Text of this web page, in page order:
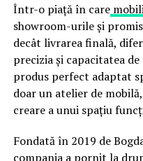
Într-o piață în care
showroom-urile și
decât livrarea finală,
precizia și capacitatea
produs perfect adaptat
doar un atelier de
creare a unui spațiu
Fondată în 2019 de
compania a pornit la